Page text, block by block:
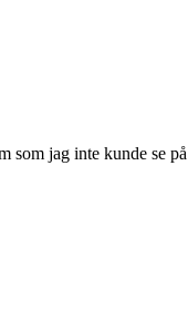
som jag inte kunde se